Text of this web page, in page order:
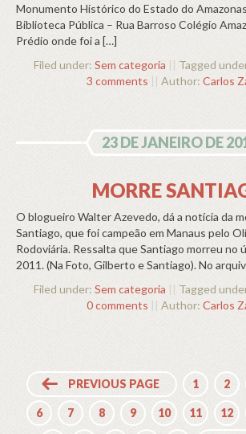
Monumento Histórico do Estado do
Biblioteca Pública – Rua Barroso Colégio
Prédio onde foi a […]
Filed under: Sem categoria || Tagged
3 comments || Author: Carlos
23 DE JANEIRO DE
MORRE
O blogueiro Walter Azevedo, dá a notícia da
Santiago, que foi campeão em Manaus pelo
Rodoviária. Ressalta que Santiago morreu no
2011. (Na Foto, Gilberto e Santiago). No
Filed under: Sem categoria || Tagged
0 comments || Author: Carlos
PREVIOUS PAGE 1 2
6 7 8 9 10 11 12